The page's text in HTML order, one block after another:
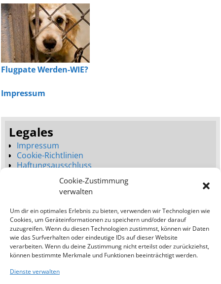
Cookie-Zustimmung
verwalten
Um dir ein optimales Erlebnis zu bieten, verwenden wir Technologien wie
Cookies, um Geräteinformationen zu speichern und/oder darauf
zuzugreifen. Wenn du diesen Technologien zustimmst, können wir Daten
wie das Surfverhalten oder eindeutige IDs auf dieser Website
verarbeiten. Wenn du deine Zustimmung nicht erteilst oder zurückziehst,
können bestimmte Merkmale und Funktionen beeinträchtigt werden.
Dienste verwalten
Flugpate Werden-WIE?
Impressum
Legales
Impressum
Cookie-Richtlinien
Haftungsausschluss
Datenschutzerklärung
Seitenbaum
Neues Webdesign (Launch)
Webdesign Umgestaltung (Relaunch)
Bessere Platzierungen (SEO)
Addresse:
Ostseewebagentur